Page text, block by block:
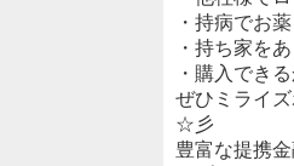
・持病でお
・持ち家を
・購入でき
ぜひミライ
☆彡
豊富な提携